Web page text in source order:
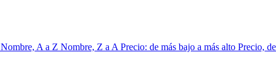
Nombre, A a Z Nombre, Z a A Precio: de más bajo a más alto Precio,